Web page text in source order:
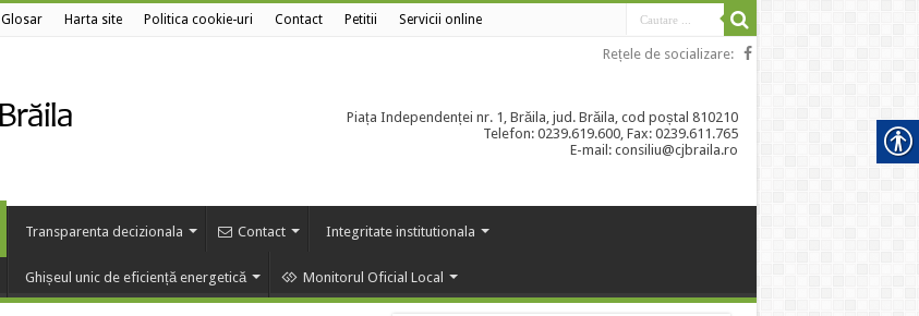
Glosar Harta site Politica cookie-uri Contact Petitii Servicii online
Rețele de socializare:
Piața Independenței nr. 1, Brăila, jud. Brăila, cod poștal 810210
Telefon: 0239.619.600, Fax: 0239.611.765
E-mail: consiliu@cjbraila.ro
Transparenta decizionala Contact Integritate institutionala
Ghișeul unic de eficiență energetică Monitorul Oficial Local